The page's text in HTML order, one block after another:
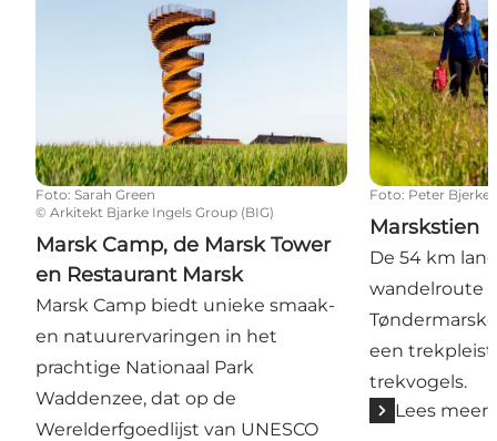
Foto: Sarah Green
© Arkitekt Bjarke Ingels Group (BIG)
Marsk Camp, de Marsk Tower
en Restaurant Marsk
Marsk Camp biedt unieke smaak-
en natuurervaringen in het
prachtige Nationaal Park
Waddenzee, dat op de
Werelderfgoedlijst van UNESCO
Foto: Peter Bjerke
Marskstien
De 54 km
wandelroute
een
trekvogels.
Lees meer